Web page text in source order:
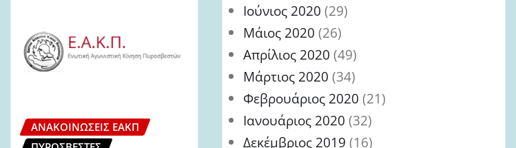
ΑΝΑΚΟΙΝΏΣΕΙΣ ΕΑΚΠ
Ιούνιος 2020 (29)
Μάιος 2020 (26)
Απρίλιος 2020 (49)
Μάρτιος 2020 (34)
Φεβρουάριος 2020 (21)
Ιανουάριος 2020 (32)
Δεκέμβριος 2019 (16)